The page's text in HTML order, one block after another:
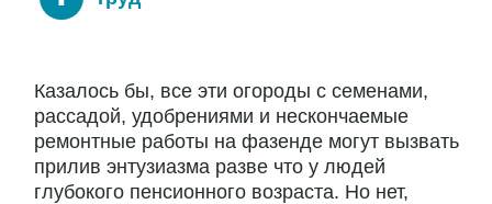
Казалось бы, все эти огороды с семенами,
рассадой, удобрениями и нескончаемые
ремонтные работы на фазенде могут вызвать
прилив энтузиазма разве что у людей
глубокого пенсионного возраста. Но нет,